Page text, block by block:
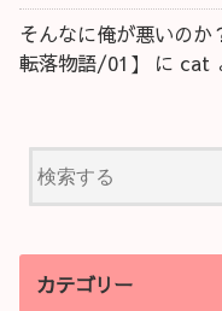
そんなに俺が悪いのか
転落物語/01】
に cat
カテゴリー